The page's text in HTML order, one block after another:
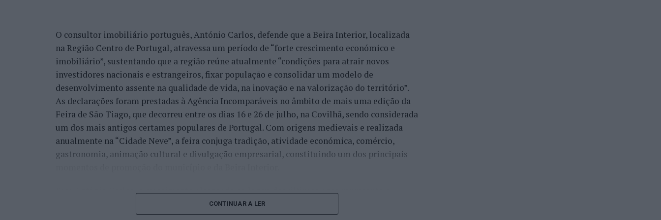
“A ‘Bienal de Artes e Ofícios’ vem na linha de continuidade do desenvolvimento desta
participação do município de Castelo Branco na ‘Rede das Cidades Criativas’. Temos uma
programação que está alocada a esta chancela e, dentro dessa programação, está também o
desenvolvimento desta ‘Bienal Internacional de Artes e Ofícios’”, referiu esta responsável,
que aproveitou para recordar que o município já promoveu anteriormente outras iniciativas
internacionais associadas à distinção da UNESCO.
“Já se fizeram outras atividades, nomeadamente o ‘Encontro Internacional de Cidades
Criativas e Desenvolvimento Sustentável’, o ‘Fórum Ibero-Americano das Cidades Criativas’
e, agora, este foi o desenvolvimento natural das atividades que estão muito ligadas às
Na sua perspetiva, mais do que organizar um congresso especializado, o objetivo consiste
em “criar um espaço permanente de diálogo entre cidades, instituições e especialistas”,
O consultor imobiliário português, António Carlos, defende que a Beira Interior, localizada
na Região Centro de Portugal, atravessa um período de “forte crescimento económico e
imobiliário”, sustentando que a região reúne atualmente “condições para atrair novos
investidores nacionais e estrangeiros, fixar população e consolidar um modelo de
desenvolvimento assente na qualidade de vida, na inovação e na valorização do território”.
As declarações foram prestadas à Agência Incomparáveis no âmbito de mais uma edição da
Feira de São Tiago, que decorreu entre os dias 16 e 26 de julho, na Covilhã, sendo considerada
um dos mais antigos certames populares de Portugal. Com origens medievais e realizada
anualmente na “Cidade Neve”, a feira conjuga tradição, atividade económica, comércio,
gastronomia, animação cultural e divulgação empresarial, constituindo um dos principais
Para António Carlos, o crescimento alcançado ao longo dos últimos anos representa o
cumprimento dos objetivos que traçou quando iniciou o seu percurso no setor imobiliário. O
empresário considera que o reconhecimento conquistado resulta da proximidade com a
CONTINUAR A LER